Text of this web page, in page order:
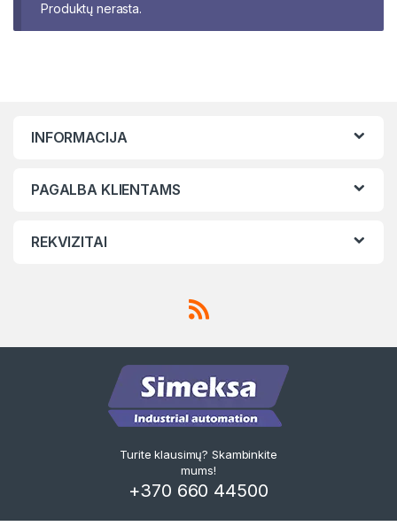
Produktų nerasta.
INFORMACIJA
PAGALBA KLIENTAMS
REKVIZITAI
Turite klausimų? Skambinkite
mums!
+370 660 44500